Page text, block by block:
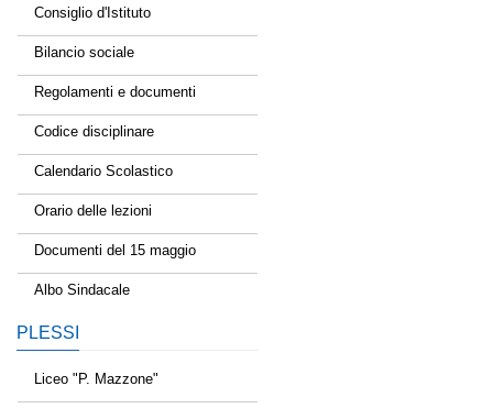
Consiglio d'Istituto
Bilancio sociale
Regolamenti e documenti
Codice disciplinare
Calendario Scolastico
Orario delle lezioni
Documenti del 15 maggio
Albo Sindacale
PLESSI
Liceo "P. Mazzone"